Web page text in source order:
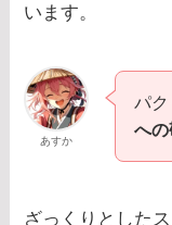
います。
あすか
パク
へ
ざっくりとした